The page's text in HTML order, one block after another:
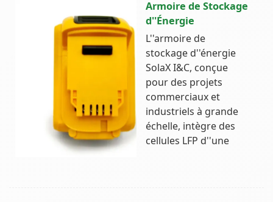
Armoire de Stockage
d''Énergie
L''armoire de
stockage d''énergie
SolaX I&C, conçue
pour des projets
commerciaux et
industriels à grande
échelle, intègre des
cellules LFP d''une